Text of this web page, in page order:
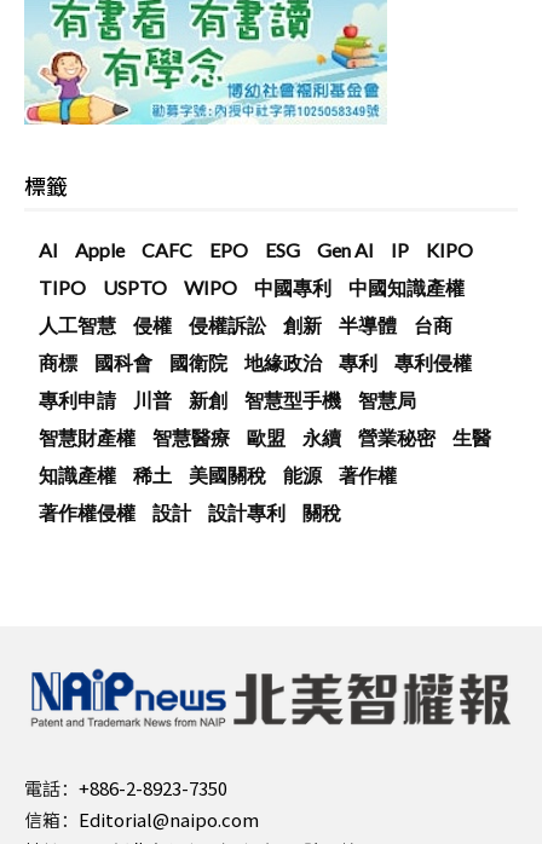
標籤
AI Apple CAFC EPO ESG Gen AI IP
KIPO
TIPO
USPTO WIPO 中國專利
中國知識產權
人工智慧
侵權 侵權訴訟 創新 半導體
台商
商標
國科會 國衛院 地緣政治 專利
專利侵權
專利申請
川普 新創 智慧型手機
智慧局
智慧財產權
智慧醫療 歐盟 永續 營業秘密
生醫
知識產權
稀土 美國關稅 能源
著作權
著作權侵權
設計 設計專利 關稅
電話： +886-2-8923-7350
信箱： Editorial@naipo.com